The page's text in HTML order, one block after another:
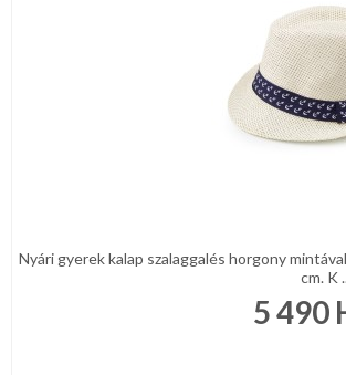
Nyári gyerek kalap szalaggalés horgony
cm. K
5 490